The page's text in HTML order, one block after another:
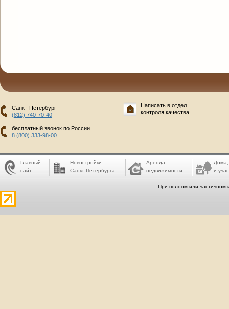
Санкт-Петербург
(812) 740-70-40
бесплатный звонок по России
8 (800) 333-98-00
Написать в отдел
контроля качества
Главный
сайт
Новостройки
Санкт-Петербурга
Аренда
недвижимости
Дома,
и
При полном или частичном